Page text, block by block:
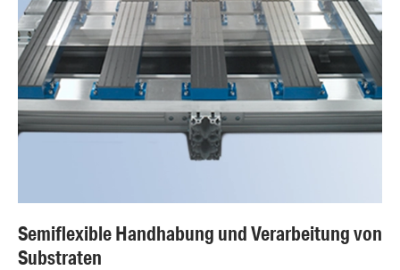
Semiflexible Handhabung und Verarbeitung von
Substraten